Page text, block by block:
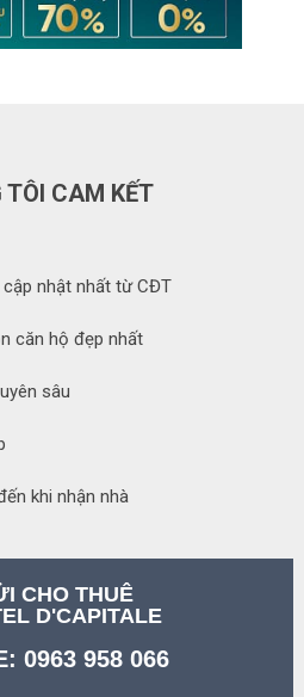
TÔI CAM KẾT
nhật nhất từ CĐT
căn hộ đẹp nhất
sâu
khi nhận nhà
CHO THUÊ
D'CAPITALE
0963 958 066